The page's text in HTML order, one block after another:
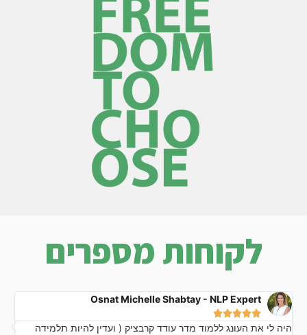
לקוחות מספרים
Osnat Michelle Shabtay - NLP Expert





היה לי את העונג ללמוד מדר עודד קרבציק ( ועדין להיות תלמידה